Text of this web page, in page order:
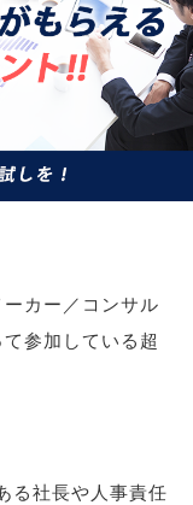
カー／コンサル
参加している超
る社長や人事責任